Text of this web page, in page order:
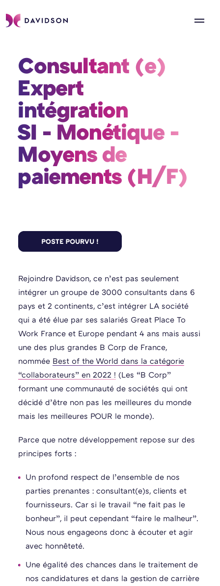
Consultant (e)
Expert
intégration
SI - Monétique -
Moyens de
paiements (H/F)
Rejoindre Davidson, ce n’est pas seulement
intégrer un groupe de 3000 consultants dans 6
pays et 2 continents, c’est intégrer LA société
qui a été élue par ses salariés Great Place To
Work France et Europe pendant 4 ans mais aussi
une des plus grandes B Corp de France,
nommée Best of the World dans la catégorie
“collaborateurs” en 2022 ! (Les “B Corp”
formant une communauté de sociétés qui ont
décidé d’être non pas les meilleures du monde
mais les meilleures POUR le monde).
Parce que notre développement repose sur des
principes forts :
Un profond respect de l’ensemble de nos
parties prenantes : consultant(e)s, clients et
fournisseurs. Car si le travail “ne fait pas le
bonheur”, il peut cependant “faire le malheur”.
Nous nous engageons donc à écouter et agir
avec honnêteté.
Une égalité des chances dans le traitement de
nos candidatures et dans la gestion de carrière